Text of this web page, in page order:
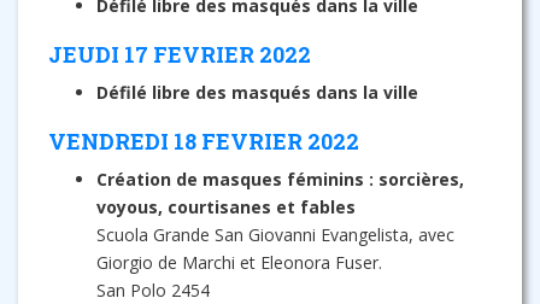
Défilé libre des masqués dans la ville
JEUDI 17 FEVRIER 2022
Défilé libre des masqués dans la ville
VENDREDI 18 FEVRIER 2022
Création de masques féminins : sorcières,
voyous, courtisanes et fables
Scuola Grande San Giovanni Evangelista, avec
Giorgio de Marchi et Eleonora Fuser.
San Polo 2454